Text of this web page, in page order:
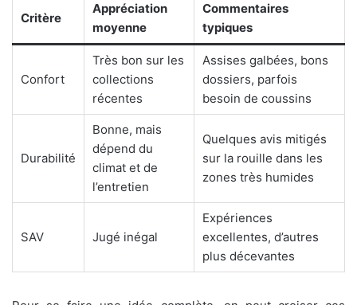
Critère
Appréciation
moyenne
Commentaires
typiques
Confort
Très bon sur les
collections
récentes
Assises galbées, bons
dossiers, parfois
besoin de coussins
Durabilité
Bonne, mais
dépend du
climat et de
l’entretien
Quelques avis mitigés
sur la rouille dans les
zones très humides
SAV Jugé inégal
Expériences
excellentes, d’autres
plus décevantes